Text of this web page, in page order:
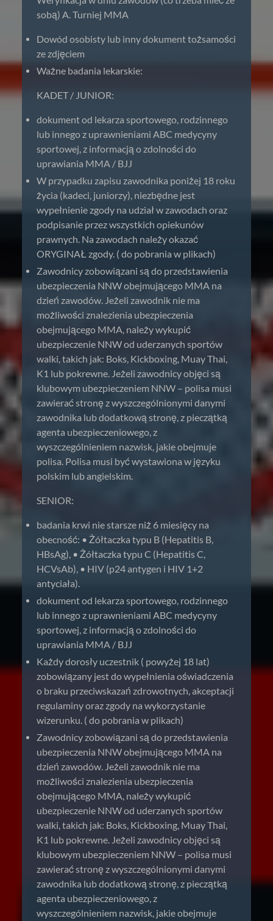
sobą) A. Turniej MMA
Dowód osobisty lub inny dokument tożsamości
ze zdjęciem
Ważne badania lekarskie:
KADET / JUNIOR:
dokument od lekarza sportowego, rodzinnego
lub innego z uprawnieniami ABC medycyny
sportowej, z informacją o zdolności do
uprawiania MMA / BJJ
W przypadku zapisu zawodnika poniżej 18 roku
życia (kadeci, juniorzy), niezbędne jest
wypełnienie zgody na udział w zawodach oraz
podpisanie przez wszystkich opiekunów
prawnych. Na zawodach należy okazać
ORYGINAŁ zgody. ( do pobrania w plikach)
Zawodnicy zobowiązani są do przedstawienia
ubezpieczenia NNW obejmującego MMA na
dzień zawodów. Jeżeli zawodnik nie ma
możliwości znalezienia ubezpieczenia
obejmującego MMA, należy wykupić
ubezpieczenie NNW od uderzanych sportów
walki, takich jak: Boks, Kickboxing, Muay Thai,
K1 lub pokrewne. Jeżeli zawodnicy objęci są
klubowym ubezpieczeniem NNW – polisa musi
zawierać stronę z wyszczególnionymi danymi
zawodnika lub dodatkową stronę, z pieczątką
agenta ubezpieczeniowego, z
wyszczególnieniem nazwisk, jakie obejmuje
polisa. Polisa musi być wystawiona w języku
polskim lub angielskim.
SENIOR:
badania krwi nie starsze niż 6 miesięcy na
obecność: • Żółtaczka typu B (Hepatitis B,
HBsAg), • Żółtaczka typu C (Hepatitis C,
HCVsAb), • HIV (p24 antygen i HIV 1+2
antyciała).
dokument od lekarza sportowego, rodzinnego
lub innego z uprawnieniami ABC medycyny
sportowej, z informacją o zdolności do
uprawiania MMA / BJJ
Każdy dorosły uczestnik ( powyżej 18 lat)
zobowiązany jest do wypełnienia oświadczenia
o braku przeciwskazań zdrowotnych, akceptacji
regulaminy oraz zgody na wykorzystanie
wizerunku. ( do pobrania w plikach)
Zawodnicy zobowiązani są do przedstawienia
ubezpieczenia NNW obejmującego MMA na
dzień zawodów. Jeżeli zawodnik nie ma
możliwości znalezienia ubezpieczenia
obejmującego MMA, należy wykupić
ubezpieczenie NNW od uderzanych sportów
walki, takich jak: Boks, Kickboxing, Muay Thai,
K1 lub pokrewne. Jeżeli zawodnicy objęci są
klubowym ubezpieczeniem NNW – polisa musi
zawierać stronę z wyszczególnionymi danymi
zawodnika lub dodatkową stronę, z pieczątką
agenta ubezpieczeniowego, z
wyszczególnieniem nazwisk, jakie obejmuje